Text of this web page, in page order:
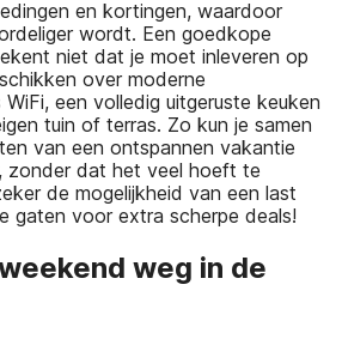
en kortingen, waardoor
wordt. Een goedkope
niet dat je moet inleveren op
over moderne
een volledig uitgeruste keuken
tuin of terras. Zo kun je samen
van een ontspannen vakantie
zonder dat het veel hoeft te
de mogelijkheid van een last
gaten voor extra scherpe deals!
weg in de